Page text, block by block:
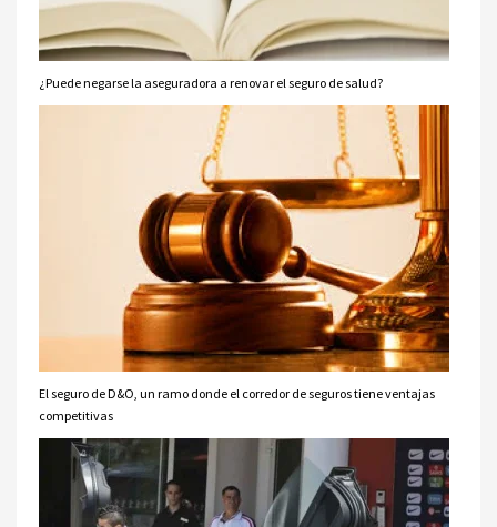
¿Puede negarse la aseguradora a renovar el seguro de salud?
El seguro de D&O, un ramo donde el corredor de seguros tiene ventajas
competitivas